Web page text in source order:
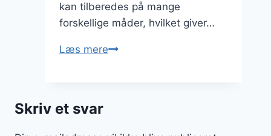
kan tilberedes på mange
forskellige måder, hvilket giver…
Læs mereBlomkålssuppe
Skriv et svar